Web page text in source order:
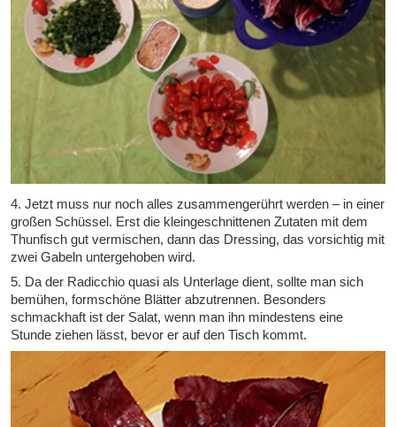
4. Jetzt muss nur noch alles zusammengerührt werden – in einer
großen Schüssel. Erst die kleingeschnittenen Zutaten mit dem
Thunfisch gut vermischen, dann das Dressing, das vorsichtig mit
zwei Gabeln untergehoben wird.
5. Da der Radicchio quasi als Unterlage dient, sollte man sich
bemühen, formschöne Blätter abzutrennen. Besonders
schmackhaft ist der Salat, wenn man ihn mindestens eine
Stunde ziehen lässt, bevor er auf den Tisch kommt.